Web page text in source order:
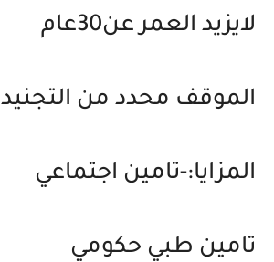
لايزيد العمر عن30عام
الموقف محدد من التجنيد
المزايا:-تامين اجتماعي
تامين طبي حكومي